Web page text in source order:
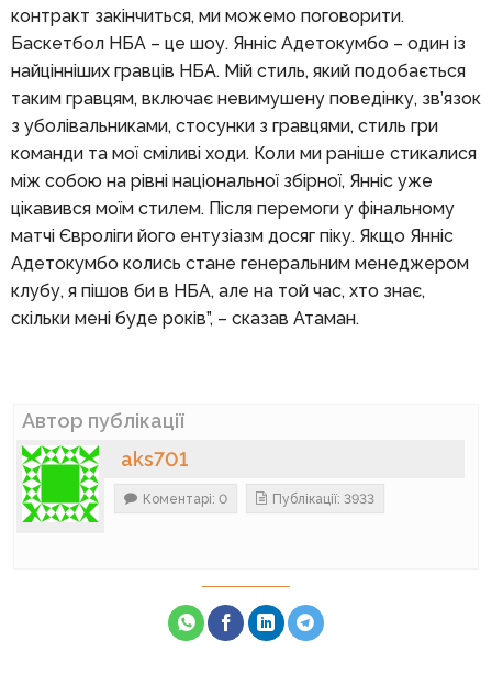
контракт закінчиться, ми можемо поговорити.
Баскетбол НБА – це шоу. Янніс Адетокумбо – один із
найцінніших гравців НБА. Мій стиль, який подобається
таким гравцям, включає невимушену поведінку, зв’язок
з уболівальниками, стосунки з гравцями, стиль гри
команди та мої сміливі ходи. Коли ми раніше стикалися
між собою на рівні національної збірної, Янніс уже
цікавився моїм стилем. Після перемоги у фінальному
матчі Євроліги його ентузіазм досяг піку. Якщо Янніс
Адетокумбо колись стане генеральним менеджером
клубу, я пішов би в НБА, але на той час, хто знає,
скільки мені буде років”, – сказав Атаман.
Автор публікації
aks701
Коментарі: 0 Публікації: 3933